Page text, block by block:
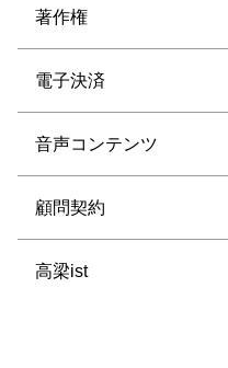
著作権
電子決済
音声コンテンツ
顧問契約
高梁ist